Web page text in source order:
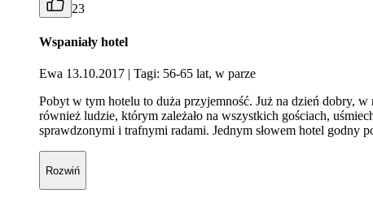
23
Wspaniały hotel
Ewa 13.10.2017 | Tagi: 56-65 lat, w parze
Pobyt w tym hotelu to duża przyjemność. Już na dzień dobry, w
również ludzie, którym zależało na wszystkich gościach,
sprawdzonymi i trafnymi radami. Jednym słowem hotel godny
Rozwiń